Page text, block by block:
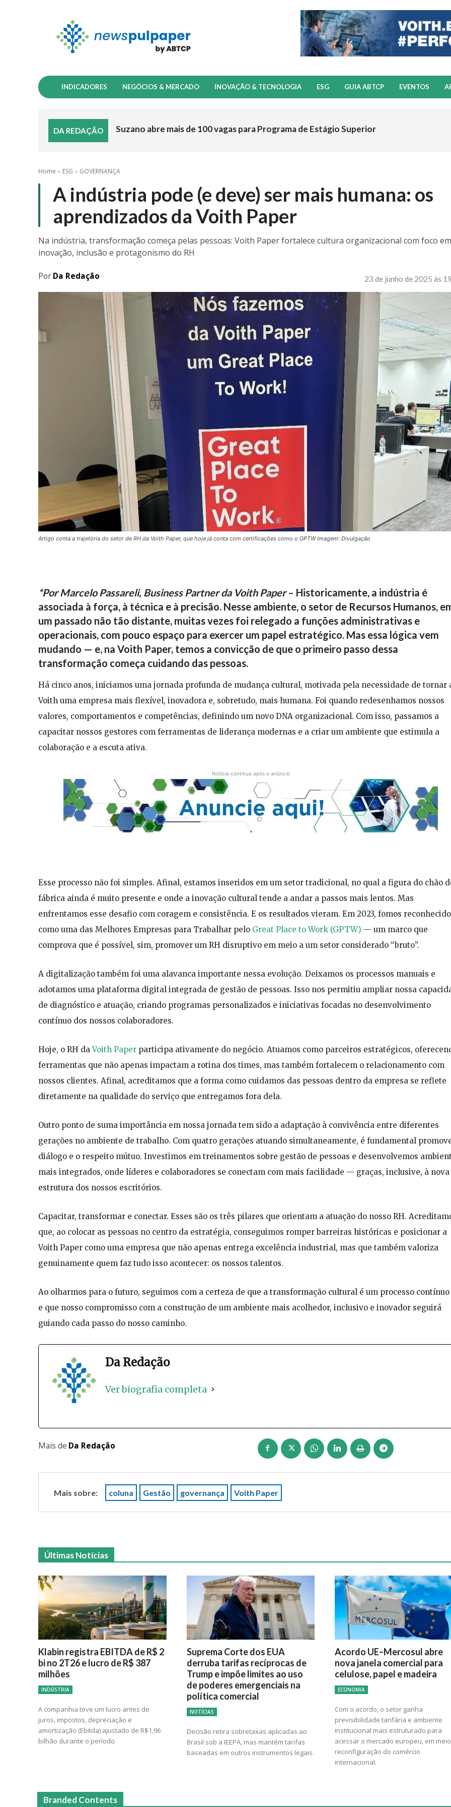
INDICADORES NEGÓCIOS & MERCADO INOVAÇÃO & TECNOLOGIA ESG GUIA ABTCP EVENTOS
DA REDAÇÃO Suzano abre mais de 100 vagas para Programa de Estágio Superior
Home ESG GOVERNANÇA
A indústria pode (e deve) ser mais humana: os
aprendizados da Voith Paper
Na indústria, transformação começa pelas pessoas: Voith Paper fortalece cultura organizacional com foco em
inovação, inclusão e protagonismo do RH
PorDa Redação 23 de junho de 2025 às
Artigo conta a trajetória do setor de RH da Voith Paper, que hoje já conta com certificações como o GPTW Imagem: Divulgação
*Por Marcelo Passareli, Business Partner da Voith Paper– Historicamente, a indústria é
associada à força, à técnica e à precisão. Nesse ambiente, o setor de Recursos Humanos,
um passado não tão distante, muitas vezes foi relegado a funções administrativas e
operacionais, com pouco espaço para exercer um papel estratégico. Mas essa lógica vem
mudando — e, na Voith Paper, temos a convicção de que o primeiro passo dessa
transformação começa cuidando das pessoas.
Há cinco anos, iniciamos uma jornada profunda de mudança cultural, motivada pela necessidade de tornar
Voith uma empresa mais flexível, inovadora e, sobretudo, mais humana. Foi quando redesenhamos nossos
valores, comportamentos e competências, definindo um novo DNA organizacional. Com isso, passamos a
capacitar nossos gestores com ferramentas de liderança modernas e a criar um ambiente que estimula a
colaboração e a escuta ativa.
Notícia continua após o anúncio
Esse processo não foi simples. Afinal, estamos inseridos em um setor tradicional, no qual a figura do chão
fábrica ainda é muito presente e onde a inovação cultural tende a andar a passos mais lentos. Mas
enfrentamos esse desafio com coragem e consistência. E os resultados vieram. Em 2023, fomos
como uma das Melhores Empresas para Trabalhar pelo Great Place to Work (GPTW) — um marco que
comprova que é possível, sim, promover um RH disruptivo em meio a um setor considerado “bruto”.
A digitalização também foi uma alavanca importante nessa evolução. Deixamos os processos manuais e
adotamos uma plataforma digital integrada de gestão de pessoas. Isso nos permitiu ampliar nossa
de diagnóstico e atuação, criando programas personalizados e iniciativas focadas no desenvolvimento
contínuo dos nossos colaboradores.
Hoje, o RH daVoith Paper participa ativamente do negócio. Atuamos como parceiros estratégicos,
ferramentas que não apenas impactam a rotina dos times, mas também fortalecem o relacionamento com
nossos clientes. Afinal, acreditamos que a forma como cuidamos das pessoas dentro da empresa se reflete
diretamente na qualidade do serviço que entregamos fora dela.
Outro ponto de suma importância em nossa jornada tem sido a adaptação à convivência entre diferentes
gerações no ambiente de trabalho. Com quatro gerações atuando simultaneamente, é fundamental
diálogo e o respeito mútuo. Investimos em treinamentos sobre gestão de pessoas e desenvolvemos
mais integrados, onde líderes e colaboradores se conectam com mais facilidade — graças, inclusive, à nova
estrutura dos nossos escritórios.
Capacitar, transformar e conectar. Esses são os três pilares que orientam a atuação do nosso RH.
que, ao colocar as pessoas no centro da estratégia, conseguimos romper barreiras históricas e posicionar a
Voith Paper como uma empresa que não apenas entrega excelência industrial, mas que também valoriza
genuinamente quem faz tudo isso acontecer: os nossos talentos.
Ao olharmos para o futuro, seguimos com a certeza de que a transformação cultural é um processo
e que nosso compromisso com a construção de um ambiente mais acolhedor, inclusivo e inovador seguirá
guiando cada passo do nosso caminho.
Da Redação
Ver biografia completa
Mais de Da Redação
Mais sobre: coluna Gestão governança Voith Paper
Últimas Notícias
Klabin registra EBITDA de R$ 2
bi no 2T26 e lucro de R$ 387
milhões
INDÚSTRIA
A companhia teve um lucro antes de
juros, impostos, depreciação e
amortização (Ebitda) ajustado de R$1,96
bilhão durante o período
Suprema Corte dos EUA
derruba tarifas recíprocas de
Trump e impõe limites ao uso
de poderes emergenciais na
política comercial
NOTÍCIAS
Decisão retira sobretaxas aplicadas ao
Brasil sob a IEEPA, mas mantém tarifas
baseadas em outros instrumentos legais.
Acordo UE–Mercosul abre
nova janela comercial para
celulose, papel e madeira
ECONOMIA
Com o acordo, o setor ganha
previsibilidade tarifária e ambiente
institucional mais estruturado para
acessar o mercado europeu, em
reconfiguração do comércio
internacional.
Branded Contents